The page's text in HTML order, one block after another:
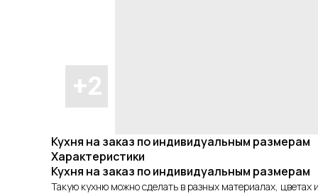
Кухня на заказ по индивидуальным размерам
Характеристики
Кухня на заказ по индивидуальным размерам
Такую кухню можно сделать в разных материалах,